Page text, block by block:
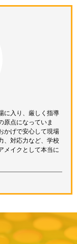
Girls』/PRODUCE
り/DISH///やかんの麦
BOOKOFF/日
/大正製薬/8×4/明治お
ヒスーパードライ/ウー
『GOLD』/ち
パネラ『願いはぎょう
ってみ
と彗星』/UNLAME『I
伝部/Vaundy/THE
CANDY
る君の声/遠き日の落
ち/ファイナルファンタ
に入り、厳しく指導
原点になっていま
かげで安心して現場
、対応力など、学校
メイクとして本当に